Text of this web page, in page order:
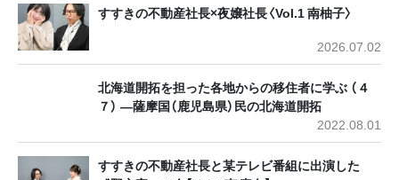
すすきの不動産社長×夜嬢社長〈Vol.1 南柚子〉
2026.07.02
北海道開拓を担った各地からの移住者に学ぶ （４
７） ―薩摩国（鹿児島県）民の北海道開拓
2022.08.01
すすきの不動産社長と某テレビ番組に出演した